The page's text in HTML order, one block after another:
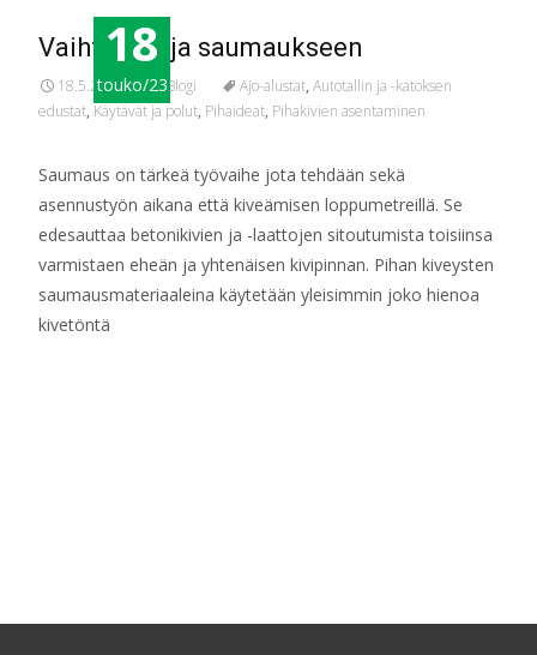
18
touko/23
Vaihtoehtoja saumaukseen
18.5.2023 Blogi Ajo-alustat, Autotallin ja -katoksen
edustat, Käytävät ja polut, Pihaideat, Pihakivien asentaminen
Saumaus on tärkeä työvaihe jota tehdään sekä
asennustyön aikana että kiveämisen loppumetreillä. Se
edesauttaa betonikivien ja -laattojen sitoutumista toisiinsa
varmistaen eheän ja yhtenäisen kivipinnan. Pihan kiveysten
saumausmateriaaleina käytetään yleisimmin joko hienoa
kivetöntä
navigation